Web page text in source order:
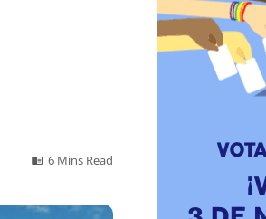
6 Mins Read